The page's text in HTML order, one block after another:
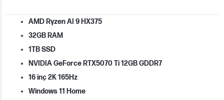
AMD Ryzen AI 9 HX375
32GB RAM
1TB SSD
NVIDIA GeForce RTX5070 Ti 12GB GDDR7
16 inç 2K 165Hz
Windows 11 Home